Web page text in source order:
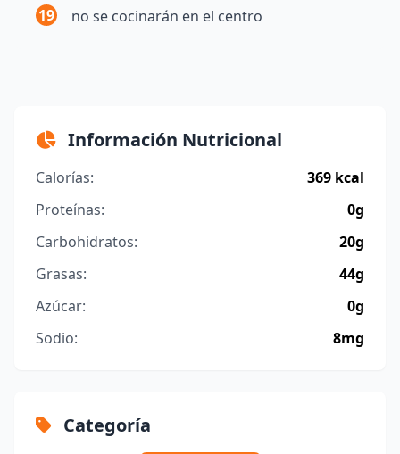
19
no se cocinarán en el centro
Información Nutricional
Calorías:
369 kcal
Proteínas:
0g
Carbohidratos:
20g
Grasas:
44g
Azúcar:
0g
Sodio:
8mg
Categoría